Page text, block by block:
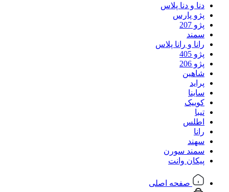
دنا و دنا پلاس
پژو پارس
پژو 207
سمند
رانا و رانا پلاس
پژو 405
پژو 206
شاهین
پراید
ساینا
کوییک
تیبا
اطلس
رانا
سهند
سمند سورن
پیکان وانت
صفحه اصلی